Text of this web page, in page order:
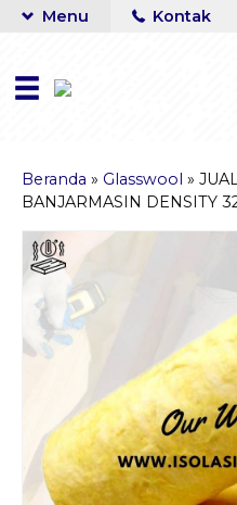
Menu Kontak
Beranda » Glasswool »
BANJARMASIN DENSITY